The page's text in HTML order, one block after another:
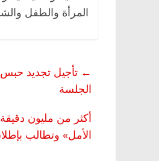
المرأة والطفل
←
الجلسة
أكثر من مليون
الأمل» وتطالب